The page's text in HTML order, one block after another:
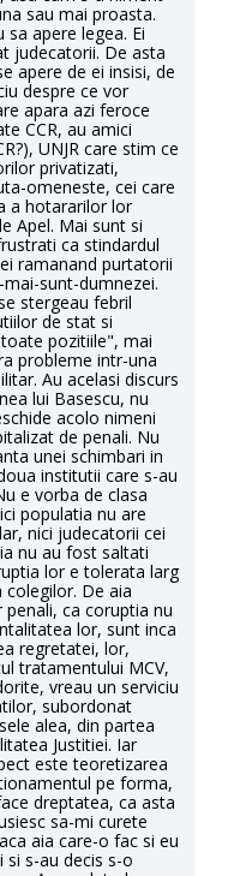
sau mai proasta.
sa apere legea. Ei
judecatorii. De asta
apere de ei insisi, de
despre ce vor
apara azi feroce
CCR, au amici
UNJR care stim ce
privatizati,
omeneste, cei care
a hotararilor lor
Apel. Mai sunt si
ca stindardul
ramanand purtatorii
sunt-dumnezei.
stergeau febril
de stat si
pozitiile", mai
probleme intr-una
Au acelasi discurs
lui Basescu, nu
acolo nimeni
de penali. Nu
unei schimbari in
institutii care s-au
e vorba de clasa
populatia nu are
nici judecatorii cei
nu au fost saltati
lor e tolerata larg
De aia
ca coruptia nu
lor, sunt inca
regretatei, lor,
tratamentului MCV,
vreau un serviciu
subordonat
alea, din partea
Justitiei. Iar
este teoretizarea
pe forma,
dreptatea, ca asta
sa-mi curete
aia care-o fac si eu
si s-au decis s-o